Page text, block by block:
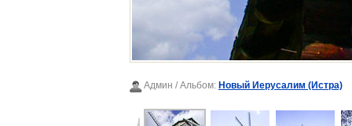
Админ / Альбом: Новый Иерусалим (Истра)